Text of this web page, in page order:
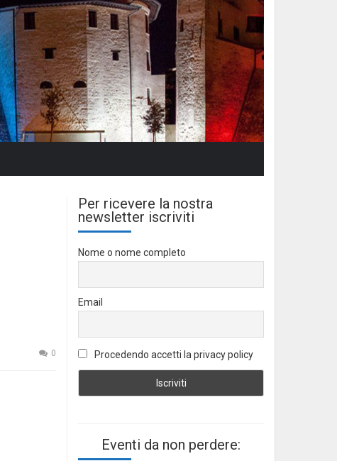
0
Per ricevere la nostra
newsletter iscriviti
Nome o nome completo
Email
Procedendo accetti la privacy policy
Eventi da non perdere: